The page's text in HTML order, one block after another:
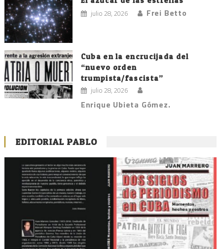
julio 28, 2026 Frei Betto
Cuba en la encrucijada del
“nuevo orden
trumpista/fascista”
julio 28, 2026
Enrique Ubieta Gómez.
EDITORIAL PABLO